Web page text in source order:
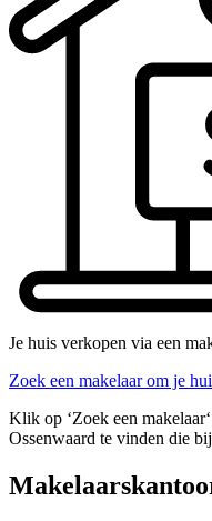
Je huis verkopen via een
Zoek een makelaar om je
Klik op ‘Zoek een
Ossenwaard te vinden die